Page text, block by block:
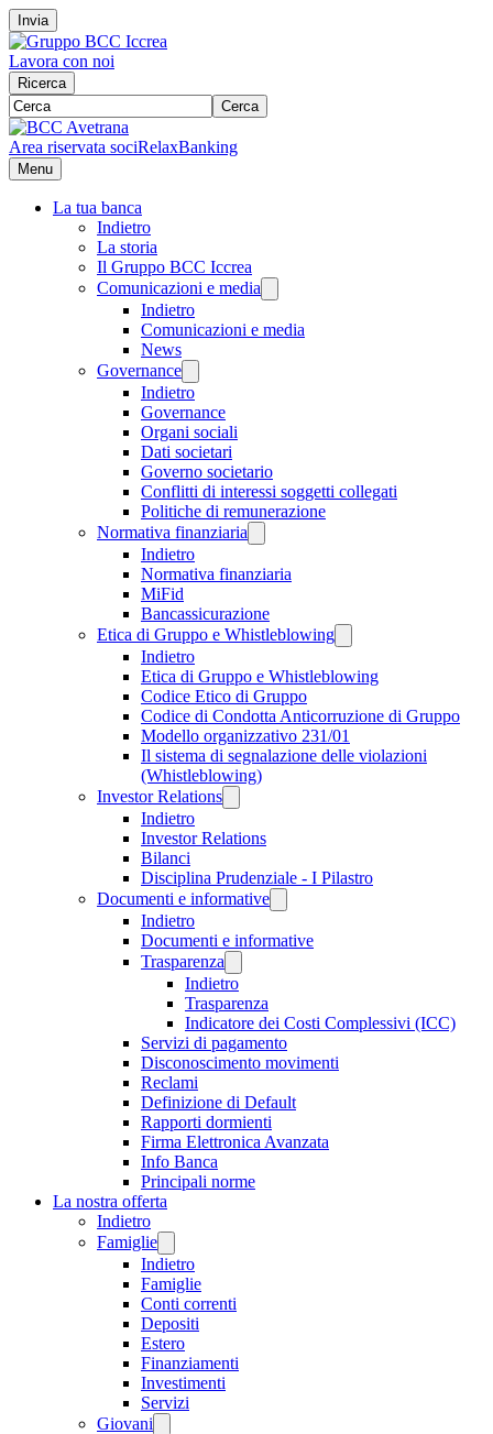
Invia
Lavora con noi
Ricerca
Cerca
Area riservata sociRelaxBanking
Menu
La tua banca
Indietro
La storia
Il Gruppo BCC Iccrea
Comunicazioni e media
Indietro
Comunicazioni e media
News
Governance
Indietro
Governance
Organi sociali
Dati societari
Governo societario
Conflitti di interessi soggetti collegati
Politiche di remunerazione
Normativa finanziaria
Indietro
Normativa finanziaria
MiFid
Bancassicurazione
Etica di Gruppo e Whistleblowing
Indietro
Etica di Gruppo e Whistleblowing
Codice Etico di Gruppo
Codice di Condotta Anticorruzione di Gruppo
Modello organizzativo 231/01
Il sistema di segnalazione delle violazioni
(Whistleblowing)
Investor Relations
Indietro
Investor Relations
Bilanci
Disciplina Prudenziale - I Pilastro
Documenti e informative
Indietro
Documenti e informative
Trasparenza
Indietro
Trasparenza
Indicatore dei Costi Complessivi (ICC)
Servizi di pagamento
Disconoscimento movimenti
Reclami
Definizione di Default
Rapporti dormienti
Firma Elettronica Avanzata
Info Banca
Principali norme
La nostra offerta
Indietro
Famiglie
Indietro
Famiglie
Conti correnti
Depositi
Estero
Finanziamenti
Investimenti
Servizi
Giovani